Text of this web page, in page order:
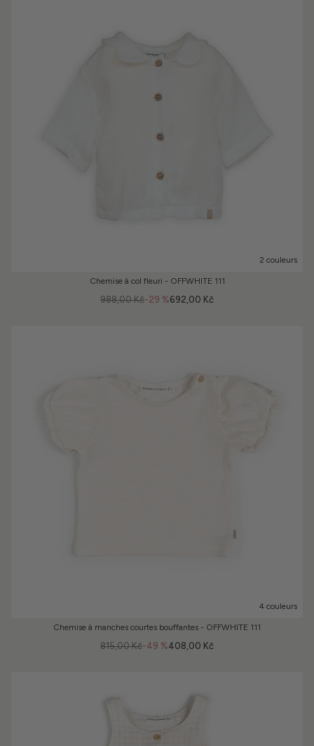
2 couleurs
Chemise à col fleuri - OFFWHITE 111
-29 %
988,00 Kč 692,00 Kč
4 couleurs
Chemise à manches courtes bouffantes - OFFWHITE 111
-49 %
815,00 Kč 408,00 Kč